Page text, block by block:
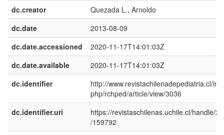
dc.creator
Quezada L., Arnoldo
dc.date
2013-08-09
dc.date.accessioned
2020-11-17T14:01:03Z
dc.date.available
2020-11-17T14:01:03Z
dc.identifier
http://www.revistachilenadepediatria.cl/
php/rchped/article/view/3036
dc.identifier.uri
https://revistaschilenas.uchile.cl/handle/
/159792